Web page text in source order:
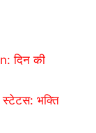
दिन की
भक्ति